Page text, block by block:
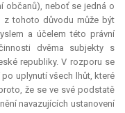
občanů), neboť se jedná o
z tohoto důvodu může být
a účelem této právní
dvěma subjekty s
republiky. V rozporu se
uplynutí všech lhůt, které
že se ve své podstatě
navazujících ustanovení